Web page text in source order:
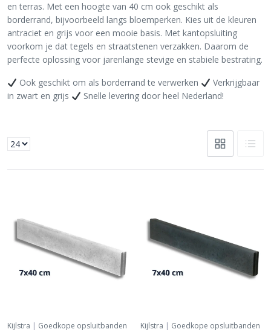
en terras. Met een hoogte van 40 cm ook geschikt als
borderrand, bijvoorbeeld langs bloemperken. Kies uit de kleuren
antraciet en grijs voor een mooie basis. Met kantopsluiting
voorkom je dat tegels en straatstenen verzakken. Daarom de
perfecte oplossing voor jarenlange stevige en stabiele bestrating.
Ook geschikt om als borderrand te verwerken
Verkrijgbaar
in zwart en grijs
Snelle levering door heel Nederland!
Kijlstra | Goedkope opsluitbanden Kijlstra | Goedkope opsluitbanden